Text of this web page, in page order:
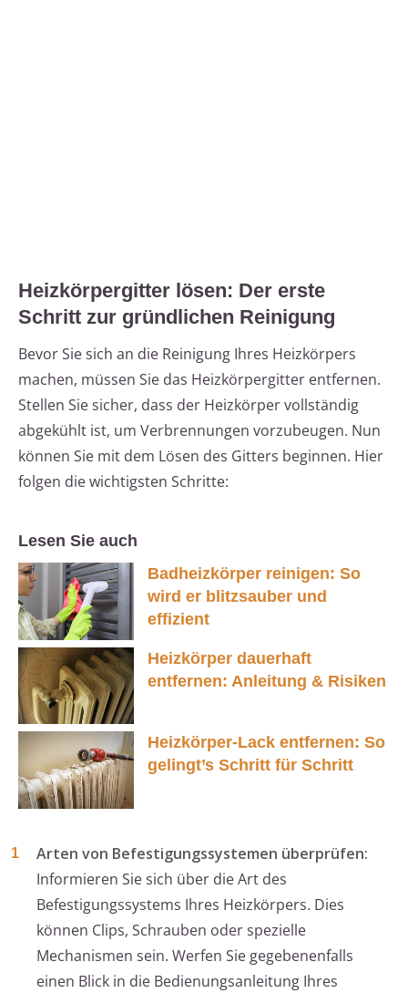
Heizkörpergitter lösen: Der erste
Schritt zur gründlichen Reinigung
Bevor Sie sich an die Reinigung Ihres Heizkörpers
machen, müssen Sie das Heizkörpergitter entfernen.
Stellen Sie sicher, dass der Heizkörper vollständig
abgekühlt ist, um Verbrennungen vorzubeugen. Nun
können Sie mit dem Lösen des Gitters beginnen. Hier
folgen die wichtigsten Schritte:
Lesen Sie auch
Badheizkörper reinigen: So
wird er blitzsauber und
effizient
Heizkörper dauerhaft
entfernen: Anleitung & Risiken
Heizkörper-Lack entfernen: So
gelingt’s Schritt für Schritt
Arten von Befestigungssystemen überprüfen:
Informieren Sie sich über die Art des
Befestigungssystems Ihres Heizkörpers. Dies
können Clips, Schrauben oder spezielle
Mechanismen sein. Werfen Sie gegebenenfalls
einen Blick in die Bedienungsanleitung Ihres